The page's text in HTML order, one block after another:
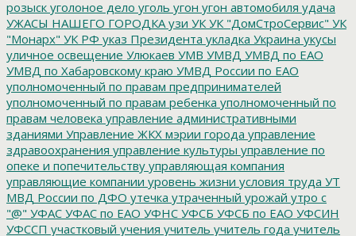
розыск уголоное дело уголь угон угон автомобиля удача
УЖАСЫ НАШЕГО ГОРОДКА узи УК УК "ДомСтроСервис" УК
"Монарх" УК РФ указ Президента укладка Украина укусы
уличное освещение Улюкаев УМВ УМВД УМВД по ЕАО
УМВД по Хабаровскому краю УМВД России по ЕАО
уполномоченный по правам предпринимателей
уполномоченный по правам ребенка уполномоченный по
правам человека управление административными
зданиями Управление ЖКХ мэрии города управление
здравоохранения управление культуры управление по
опеке и попечительству управляющая компания
управляющие компании уровень жизни условия труда УТ
МВД России по ДФО утечка утраченный урожай утро с
"@" УФАС УФАС по ЕАО УФНС УФСБ УФСБ по ЕАО УФСИН
УФССП участковый учения учитель учитель года учитель